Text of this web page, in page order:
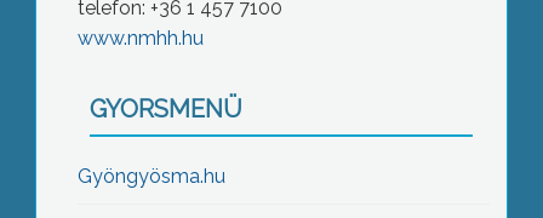
telefon: +36 1 457 7100
www.nmhh.hu
GYORSMENÜ
Gyöngyösma.hu